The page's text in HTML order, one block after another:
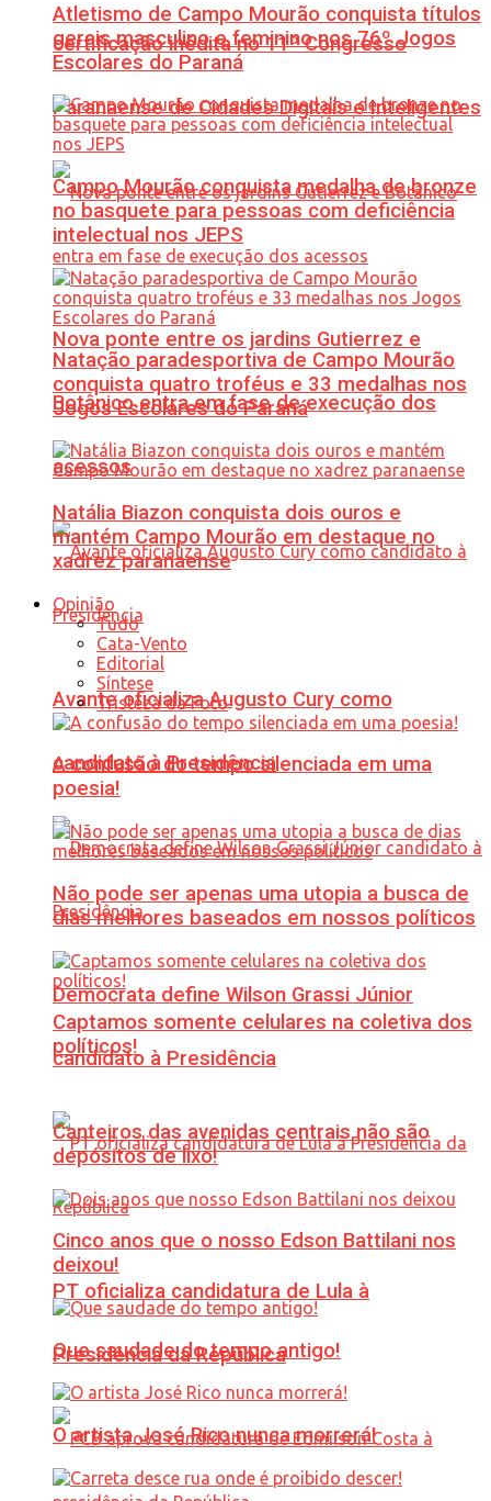
certificação inédita no 11º Congresso
Paranaense de Cidades Digitais e Inteligentes
Nova ponte entre os jardins Gutierrez e
Botânico entra em fase de execução dos
acessos
Avante oficializa Augusto Cury como
candidato à Presidência
Democrata define Wilson Grassi Júnior
candidato à Presidência
PT oficializa candidatura de Lula à
Presidência da República
Atletismo de Campo Mourão conquista títulos
gerais masculino e feminino nos 76º Jogos
Escolares do Paraná
Campo Mourão conquista medalha de bronze
no basquete para pessoas com deficiência
intelectual nos JEPS
Natação paradesportiva de Campo Mourão
conquista quatro troféus e 33 medalhas nos
Jogos Escolares do Paraná
Natália Biazon conquista dois ouros e
mantém Campo Mourão em destaque no
xadrez paranaense
Opinião
Tudo
Cata-Vento
Editorial
Síntese
Tristeza da Foto
A confusão do tempo silenciada em uma
poesia!
Não pode ser apenas uma utopia a busca de
dias melhores baseados em nossos políticos
Captamos somente celulares na coletiva dos
políticos!
Canteiros das avenidas centrais não são
depósitos de lixo!
Cinco anos que o nosso Edson Battilani nos
deixou!
Que saudade do tempo antigo!
O artista José Rico nunca morrerá!